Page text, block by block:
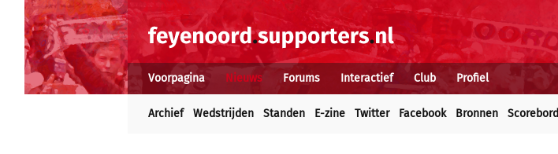
Voorpagina Nieuws Forums Interactief Club Profiel
Archief Wedstrijden Standen E-zine Twitter Facebook Bronnen Scorebord